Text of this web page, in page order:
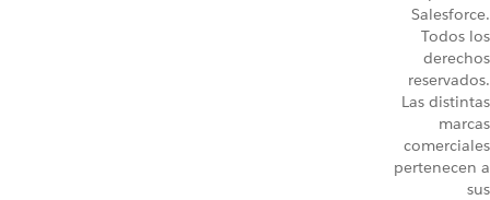
Salesforce.
Todos los
derechos
reservados.
Las distintas
marcas
comerciales
pertenecen a
sus